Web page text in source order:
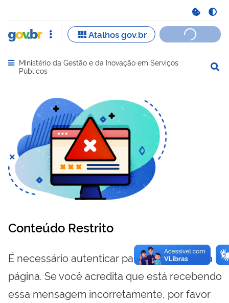
Abrir menu principal de navegação
Ministério da Gestão e da Inovação em Serviços
Públicos
Conteúdo Restrito
É necessário autenticar para visualizar essa
página. Se você acredita que está recebendo
essa mensagem incorretamente, por favor